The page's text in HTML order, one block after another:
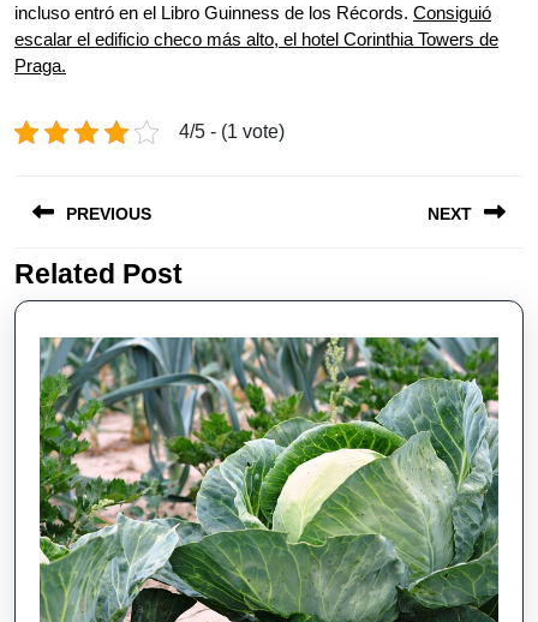
incluso entró en el Libro Guinness de los Récords. Consiguió
escalar el edificio checo más alto, el hotel Corinthia Towers de
Praga.
4/5 - (1 vote)
navigation
PREVIOUS
Previous
post:
NEXT
post:
Related Post